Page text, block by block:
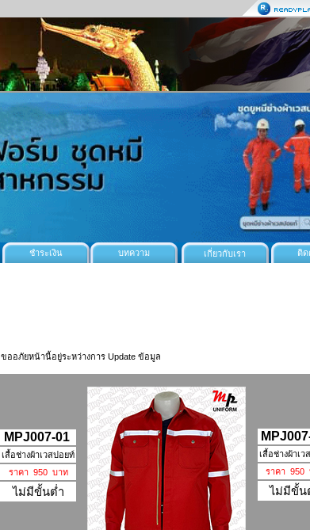
ชำระเงิน บทความ เกี่ยวกับเรา ติด
ขออภัยหน้านี้อยู่ระหว่างการ Update ข้อมูล
MPJ007-01
เสื้อช่างผ้าเวสปอยท์
ราคา 950 บาท
ไม่มีขั้นต่ำ
เสื้อช่างผ้าเว
ราคา 950
ไม่มีขั้น